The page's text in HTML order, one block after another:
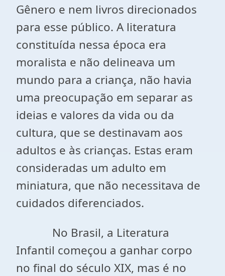
Gênero e nem livros direcionados
para esse público. A literatura
constituída nessa época era
moralista e não delineava um
mundo para a criança, não havia
uma preocupação em separar as
ideias e valores da vida ou da
cultura, que se destinavam aos
adultos e às crianças. Estas eram
consideradas um adulto em
miniatura, que não necessitava de
cuidados diferenciados.
No Brasil, a Literatura
Infantil começou a ganhar corpo
no final do século XIX, mas é no